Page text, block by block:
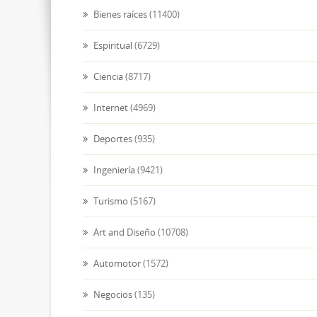
Bienes raíces(11400)
Espiritual(6729)
Ciencia(8717)
Internet(4969)
Deportes(935)
Ingeniería(9421)
Turismo (5167)
Art and Diseño (10708)
Automotor(1572)
Negocios(135)